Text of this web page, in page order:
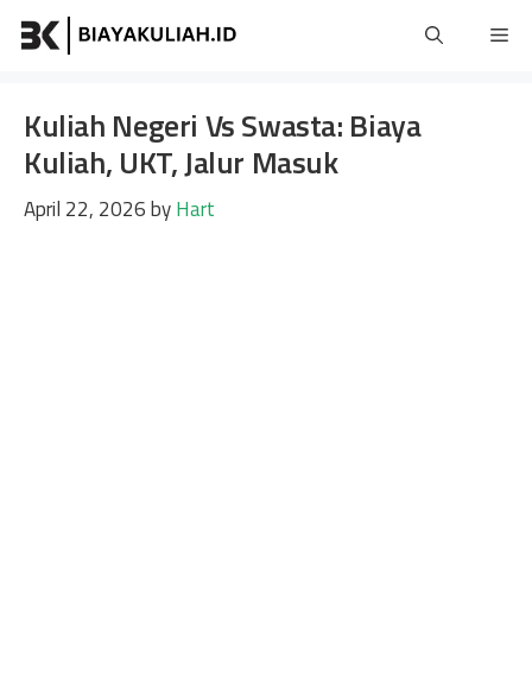
Skip
Kuliah Negeri Vs Swasta: Biaya
Kuliah, UKT, Jalur Masuk
April 22, 2026byHart